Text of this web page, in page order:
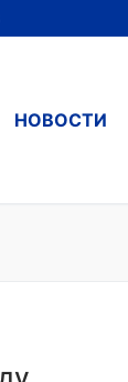
НОВОСТИ